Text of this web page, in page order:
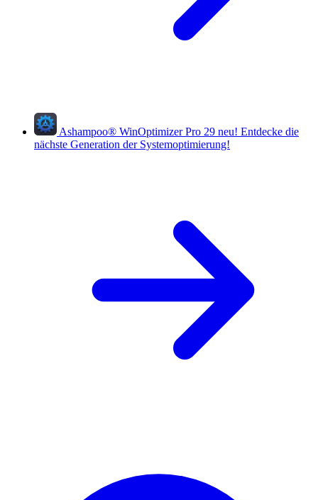
Ashampoo® WinOptimizer Pro 29 neu! Entdecke die
nächste Generation der Systemoptimierung!